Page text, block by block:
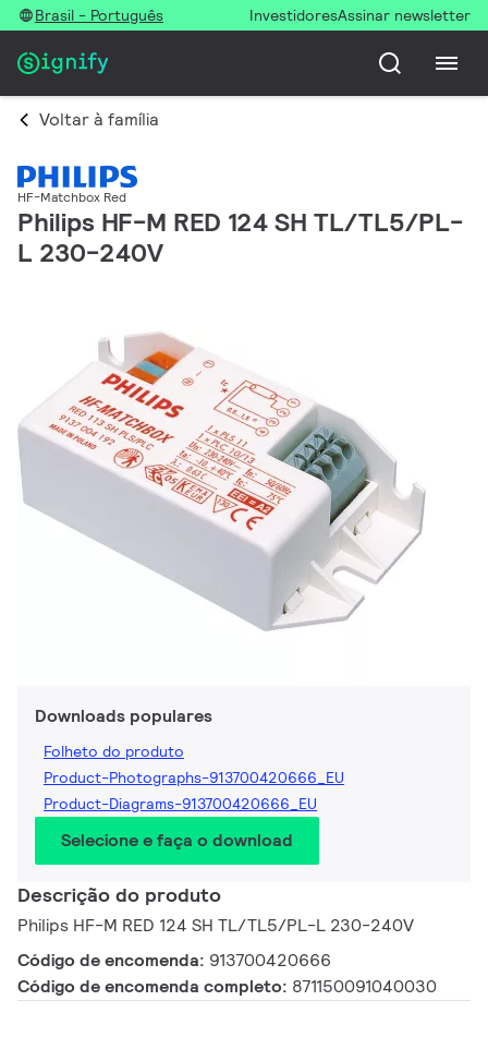
Brasil - Português InvestidoresAssinar newsletter
Voltar à família
HF-Matchbox Red
Philips HF-M RED 124 SH TL/TL5/PL-
L 230-240V
Downloads populares
Folheto do produto
Product-Photographs-913700420666_EU
Product-Diagrams-913700420666_EU
Selecione e faça o download
Descrição do produto
Philips HF-M RED 124 SH TL/TL5/PL-L 230-240V
Código de encomenda: 913700420666
Código de encomenda completo: 871150091040030